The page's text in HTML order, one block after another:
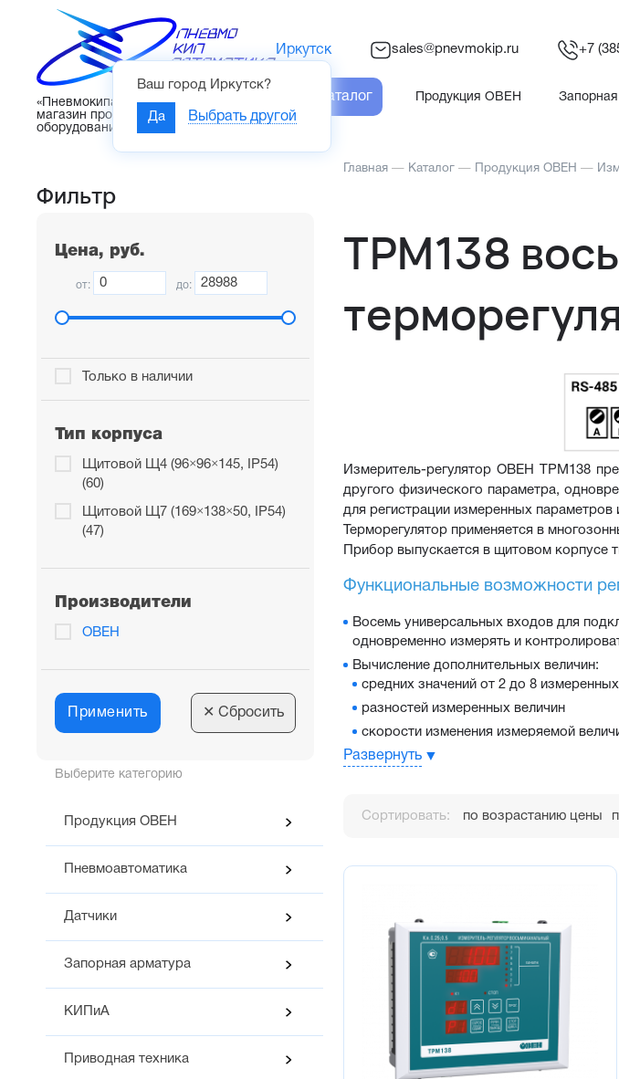
«Пневмокипавтоматика» – интернет-
магазин промышленного
оборудования
Иркутск
Ваш город Иркутск?
Да Выбрать другой
sales@pnevmokip.ru +7
Каталог Продукция ОВЕН
Выберите категорию
Продукция ОВЕН
Пневмоавтоматика
Датчики
Запорная арматура
КИПиА
Приводная техника
Фильтр
Цена, руб.
от: до:
Только в наличии
Тип корпуса
Щитовой Щ4 (96×96×145, IP54)
(60)
Щитовой Щ7 (169×138×50, IP54)
(47)
Производители
ОВЕН
Применить ✕ Сбросить
Главная — Каталог — Продукция ОВЕН —
ТРМ138
Измеритель-регулятор ОВЕН ТРМ138
другого физического параметра,
для регистрации измеренных
Терморегулятор применяется в
Прибор выпускается в щитовом
Функциональные возможности
Восемь универсальных входов для
одновременно измерять и
Вычисление дополнительных величин:
средних значений от 2 до 8
разностей измеренных величин
скорости изменения измеряемой
До восьми каналов регулирования или
От 1 до 8 встроенных выходных
Конфигурирование функциональной
Стандартная конфигурация —
Встроенный интерфейс rs-485
Развернуть
Сортировать: по возрастанию цены